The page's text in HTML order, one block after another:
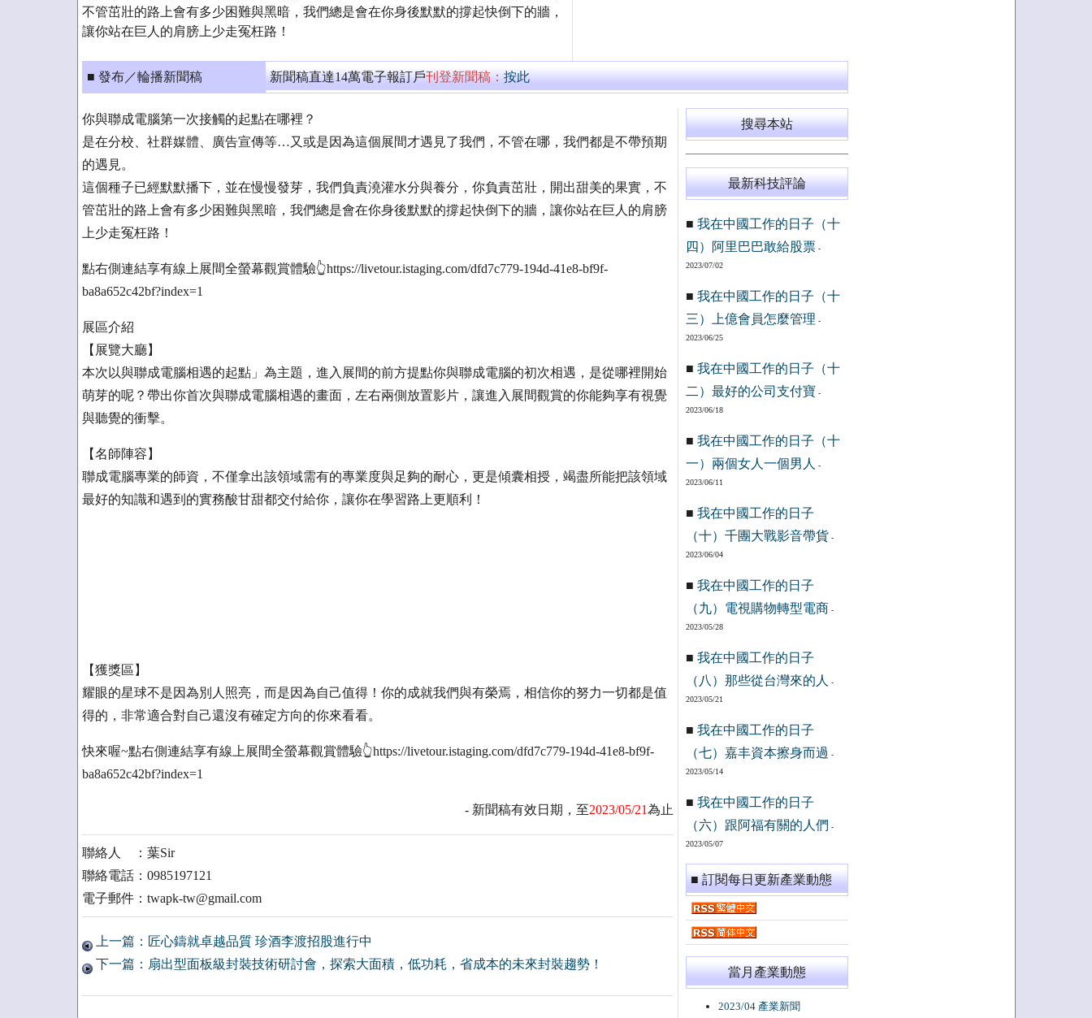
不管茁壯的路上會有多少困難與黑暗，我們總是會在你身後默默的撐起快倒下的牆，
讓你站在巨人的肩膀上少走冤枉路！
■ 發布／輪播新聞稿 新聞稿直達14萬電子報訂戶刊登新聞稿：按此
你與聯成電腦第一次接觸的起點在哪裡？
是在分校、社群媒體、廣告宣傳等…又或是因為這個展間才遇見了我們，不管在哪，我們都是不帶預期
的遇見。
這個種子已經默默播下，並在慢慢發芽，我們負責澆灌水分與養分，你負責茁壯，開出甜美的果實，不
管茁壯的路上會有多少困難與黑暗，我們總是會在你身後默默的撐起快倒下的牆，讓你站在巨人的肩膀
上少走冤枉路！
點右側連結享有線上展間全螢幕觀賞體驗👆https://livetour.istaging.com/dfd7c779-194d-41e8-bf9f-
ba8a652c42bf?index=1
展區介紹
【展覽大廳】
本次以與聯成電腦相遇的起點」為主題，進入展間的前方提點你與聯成電腦的初次相遇，是從哪裡開始
萌芽的呢？帶出你首次與聯成電腦相遇的畫面，左右兩側放置影片，讓進入展間觀賞的你能夠享有視覺
與聽覺的衝擊。
【名師陣容】
聯成電腦專業的師資，不僅拿出該領域需有的專業度與足夠的耐心，更是傾囊相授，竭盡所能把該領域
最好的知識和遇到的實務酸甘甜都交付給你，讓你在學習路上更順利！
【獲獎區】
耀眼的星球不是因為別人照亮，而是因為自己值得！你的成就我們與有榮焉，相信你的努力一切都是值
得的，非常適合對自己還沒有確定方向的你來看看。
快來喔~點右側連結享有線上展間全螢幕觀賞體驗👆https://livetour.istaging.com/dfd7c779-194d-41e8-bf9f-
ba8a652c42bf?index=1
- 新聞稿有效日期，至2023/05/21為止
聯絡人 ：葉Sir
聯絡電話：0985197121
電子郵件：twapk-tw@gmail.com
上一篇：匠心鑄就卓越品質 珍酒李渡招股進行中
下一篇：扇出型面板級封裝技術研討會，探索大面積，低功耗，省成本的未來封裝趨勢！
搜尋本站
最新科技評論
■ 我在中國工作的日子（十
四）阿里巴巴敢給股票-
2023/07/02
■ 我在中國工作的日子（十
三）上億會員怎麼管理 -
2023/06/25
■ 我在中國工作的日子（十
二）最好的公司支付寶 -
2023/06/18
■ 我在中國工作的日子（十
一）兩個女人一個男人
-
2023/06/11
■ 我在中國工作的日子
（十）千團大戰影音帶貨 -
2023/06/04
■ 我在中國工作的日子
（九）電視購物轉型電商 -
2023/05/28
■ 我在中國工作的日子
（八）那些從台灣來的人
-
2023/05/21
■ 我在中國工作的日子
（七）嘉丰資本擦身而過 -
2023/05/14
■ 我在中國工作的日子
（六）跟阿福有關的人們 -
2023/05/07
■ 訂閱每日更新產業動態
當月產業動態
2023/04 產業新聞